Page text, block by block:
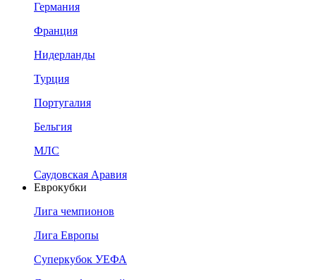
Германия
Франция
Нидерланды
Турция
Португалия
Бельгия
МЛС
Саудовская Аравия
Еврокубки
Лига чемпионов
Лига Европы
Суперкубок УЕФА